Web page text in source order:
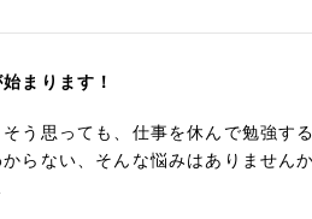
まります！
う思っても、仕事を休んで勉強す
らない、そんな悩みはありません